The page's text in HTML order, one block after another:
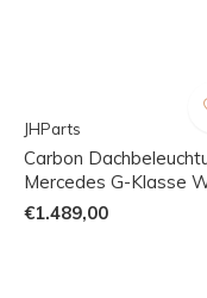
JHParts
Carbon
Mercedes G-Klasse
€1.489,00